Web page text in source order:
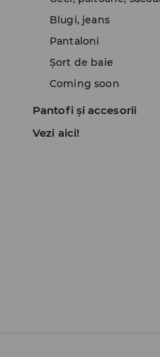
Blugi, jeans
Pantaloni
Șort de baie
Coming soon
Pantofi și accesorii
Vezi aici!